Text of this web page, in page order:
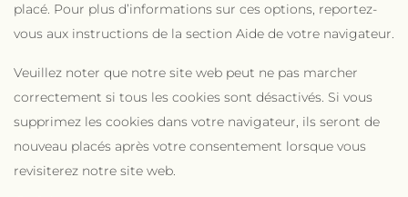
placé. Pour plus d’informations sur ces options, reportez-
vous aux instructions de la section Aide de votre navigateur.
Veuillez noter que notre site web peut ne pas marcher
correctement si tous les cookies sont désactivés. Si vous
supprimez les cookies dans votre navigateur, ils seront de
nouveau placés après votre consentement lorsque vous
revisiterez notre site web.